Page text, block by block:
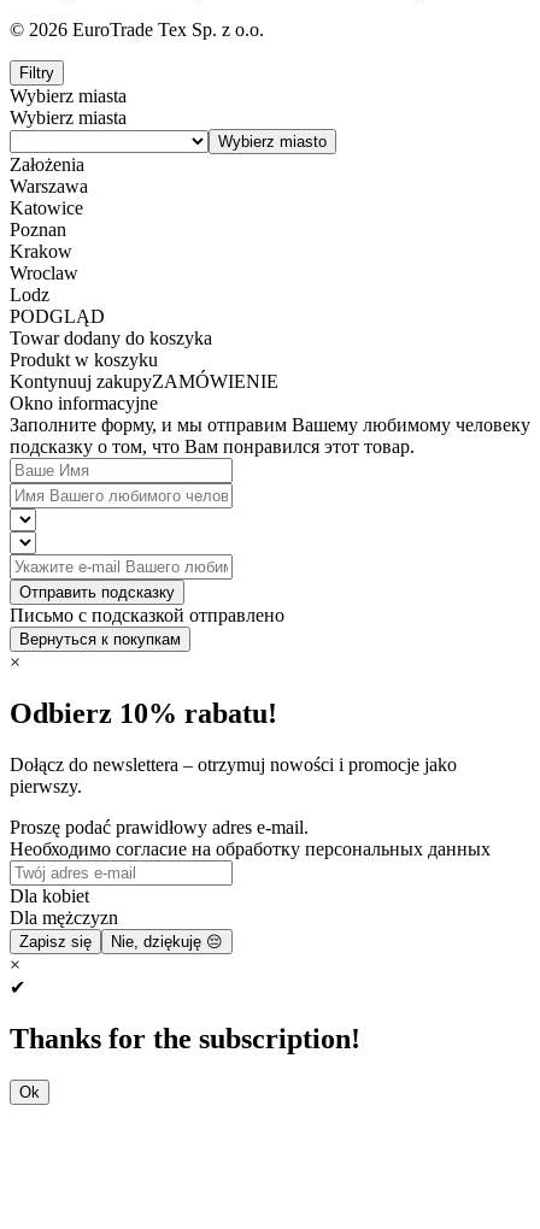
© 2026 EuroTrade Tex Sp. z o.o.
Filtry
Wybierz miasta
Wybierz miasta
Założenia
Warszawa
Katowice
Poznan
Krakow
Wroclaw
Lodz
PODGLĄD
Towar dodany do koszyka
Produkt w koszyku
Kontynuuj zakupyZAMÓWIENIE
Okno informacyjne
Заполните форму, и мы отправим Вашему любимому человеку
подсказку о том, что Вам понравился этот товар.
Отправить подсказку
Письмо с подсказкой отправлено
Вернуться к покупкам
×
Odbierz 10% rabatu!
Dołącz do newslettera – otrzymuj nowości i promocje jako
pierwszy.
Proszę podać prawidłowy adres e-mail.
Необходимо согласие на обработку персональных данных
Dla kobiet
Dla mężczyzn
Zapisz się Nie, dziękuję 😔
×
✔
Thanks for the subscription!
Ok